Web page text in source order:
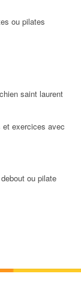
ou pilates
saint laurent
exercices avec
ou pilate